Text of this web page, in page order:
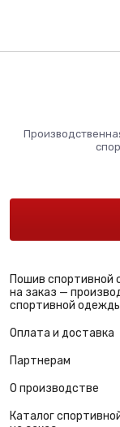
Пошив спортивной
на заказ —
спортивной
Оплата и доставка
Партнерам
О производстве
Каталог